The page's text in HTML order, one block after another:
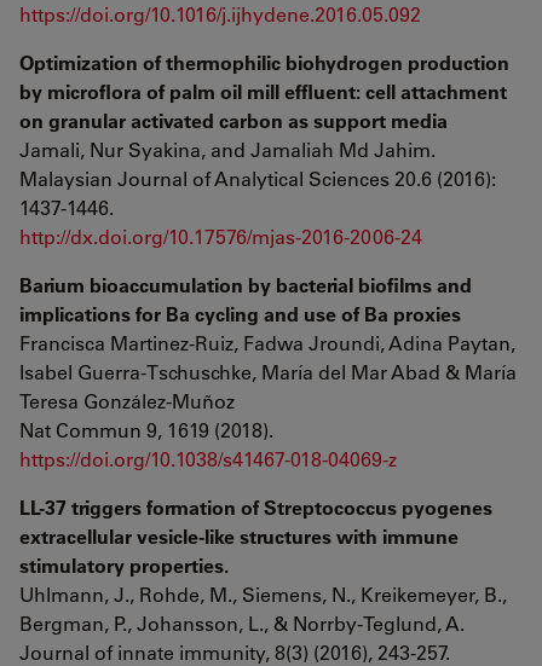
https://doi.org/10.1016/j.ijhydene.2016.05.092
Optimization of thermophilic biohydrogen production
by microflora of palm oil mill effluent: cell attachment
on granular activated carbon as support media
Jamali, Nur Syakina, and Jamaliah Md Jahim.
Malaysian Journal of Analytical Sciences 20.6 (2016):
1437-1446.
http://dx.doi.org/10.17576/mjas-2016-2006-24
Barium bioaccumulation by bacterial biofilms and
implications for Ba cycling and use of Ba proxies
Francisca Martinez-Ruiz, Fadwa Jroundi, Adina Paytan,
Isabel Guerra-Tschuschke, María del Mar Abad & María
Teresa González-Muñoz
Nat Commun 9, 1619 (2018).
https://doi.org/10.1038/s41467-018-04069-z
LL-37 triggers formation of Streptococcus pyogenes
extracellular vesicle-like structures with immune
stimulatory properties.
Uhlmann, J., Rohde, M., Siemens, N., Kreikemeyer, B.,
Bergman, P., Johansson, L., & Norrby-Teglund, A.
Journal of innate immunity, 8(3) (2016), 243-257.